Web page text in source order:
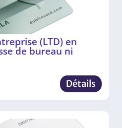
(LTD) en
de bureau ni
Détails